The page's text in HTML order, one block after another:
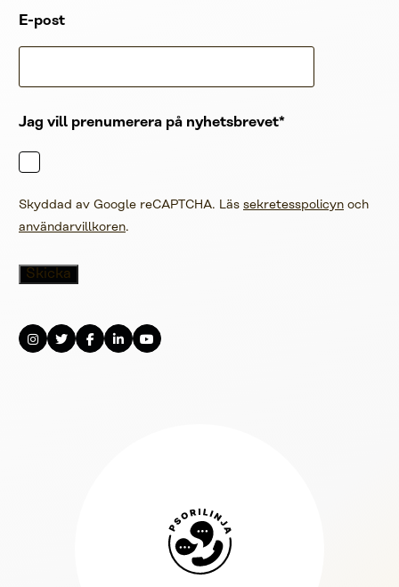
E-post
Jag vill prenumerera på nyhetsbrevet
Skyddad av Google reCAPTCHA. Läs sekretesspolicyn och
användarvillkoren.